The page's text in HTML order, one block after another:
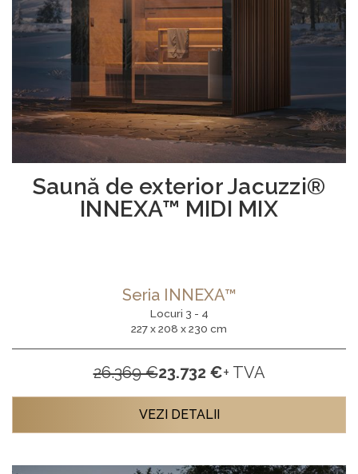
Saună de exterior Jacuzzi®
INNEXA™ MIDI MIX
Seria INNEXA™
Locuri 3 - 4
227 x 208 x 230 cm
26.369 €23.732 €+ TVA
VEZI DETALII